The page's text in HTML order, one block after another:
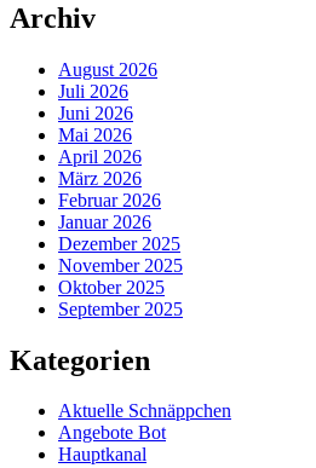
Archiv
August 2026
Juli 2026
Juni 2026
Mai 2026
April 2026
März 2026
Februar 2026
Januar 2026
Dezember 2025
November 2025
Oktober 2025
September 2025
Kategorien
Aktuelle Schnäppchen
Angebote Bot
Hauptkanal